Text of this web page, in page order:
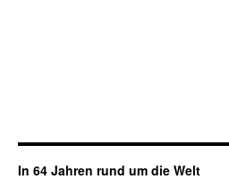
In 64 Jahren rund um die Welt